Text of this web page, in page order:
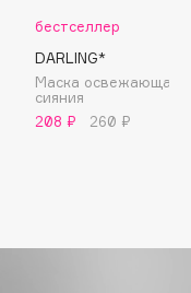
бестселлер
DARLING*
Маска освежающая
cияния
208 ₽
260 ₽